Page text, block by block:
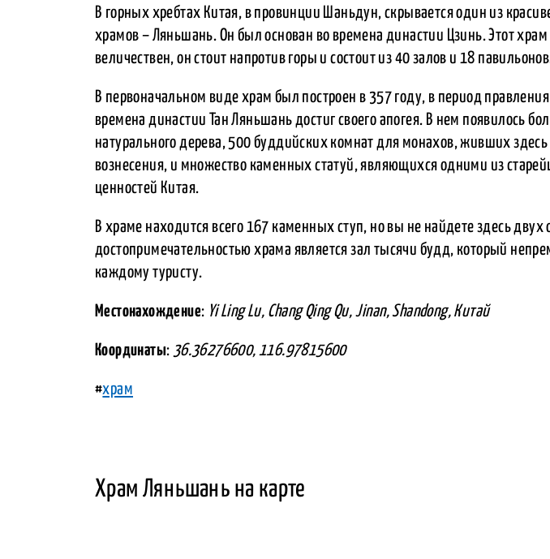
В горных хребтах Китая, в провинции Шаньдун, скрывается один из
храмов – Ляньшань. Он был основан во времена династии Цзинь. Этот
величествен, он стоит напротив горы и состоит из 40 залов и 18
В первоначальном виде храм был построен в 357 году, в период
времена династии Тан Ляньшань достиг своего апогея. В нем появилось
натурального дерева, 500 буддийских комнат для монахов, живших здесь
вознесения, и множество каменных статуй, являющихся одними из
ценностей Китая.
В храме находится всего 167 каменных ступ, но вы не найдете здесь
достопримечательностью храма является зал тысячи будд, который
каждому туристу.
Местонахождение: Yi Ling Lu, Chang Qing Qu, Jinan, Shandong, Китай
Координаты: 36.36276600, 116.97815600
#храм
Храм Ляньшань на карте